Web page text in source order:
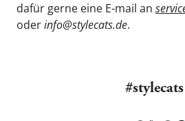
dafür gerne eine E-mail an
oder info@stylecats.de.
#stylecats